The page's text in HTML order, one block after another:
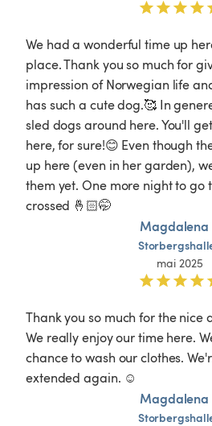
We had a wonderful time up
place. Thank you so much for
impression of Norwegian life
has such a cute dog.🥰 In
sled dogs around here. You'll
here, for sure!😊 Even though
up here (even in her garden),
them yet. One more night to go
crossed 🤞🏻🤭
Magdalena
mai 2025
Thank you so much for the nice
We really enjoy our time here.
chance to wash our clothes.
extended again. ☺️
Magdalena